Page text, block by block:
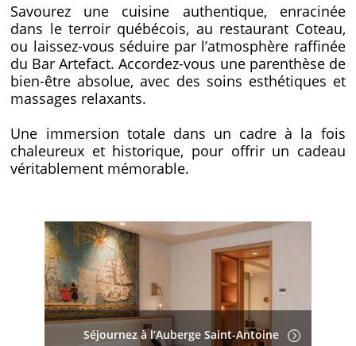
Savourez une cuisine authentique, enracinée
dans le terroir québécois, au restaurant Coteau,
ou laissez-vous séduire par l’atmosphère raffinée
du Bar Artefact. Accordez-vous une parenthèse de
bien-être absolue, avec des soins esthétiques et
massages relaxants.
Une immersion totale dans un cadre à la fois
chaleureux et historique, pour offrir un cadeau
véritablement mémorable.
Séjournez à l’Auberge Saint-Antoine